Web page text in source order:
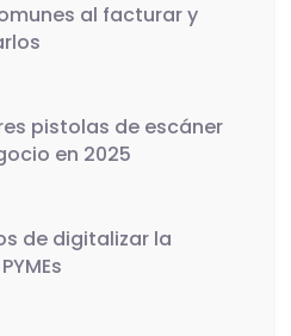
al facturar y
pistolas de escáner
en 2025
de digitalizar la